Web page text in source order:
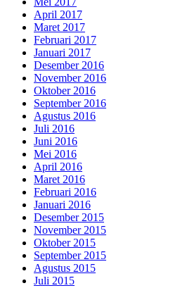
April 2017
Maret 2017
Februari 2017
Januari 2017
Desember 2016
November 2016
Oktober 2016
September 2016
Agustus 2016
Juli 2016
Juni 2016
Mei 2016
April 2016
Maret 2016
Februari 2016
Januari 2016
Desember 2015
November 2015
Oktober 2015
September 2015
Agustus 2015
Juli 2015